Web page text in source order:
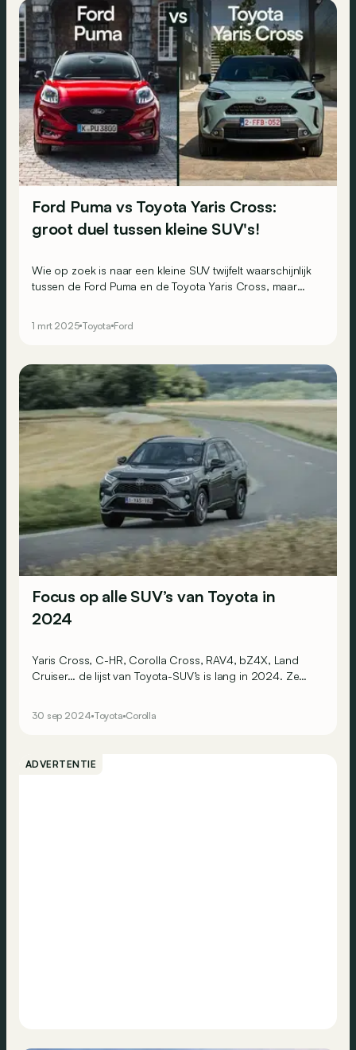
Ford Puma vs Toyota Yaris Cross:
groot duel tussen kleine SUV's!
Wie op zoek is naar een kleine SUV twijfelt waarschijnlijk
tussen de Ford Puma en de Toyota Yaris Cross, maar
1 mrt 2025 Toyota Ford
Focus op alle SUV’s van Toyota in
2024
Yaris Cross, C-HR, Corolla Cross, RAV4, bZ4X, Land
Cruiser… de lijst van Toyota-SUV’s is lang in 2024. Ze
30 sep 2024 Toyota Corolla
ADVERTENTIE